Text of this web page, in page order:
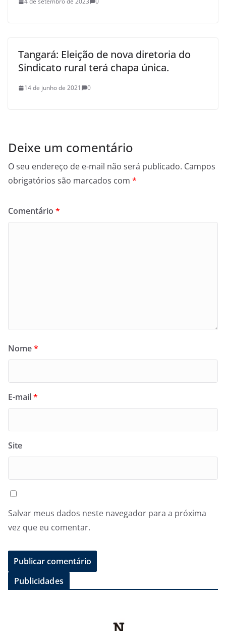
Tangará: Eleição de nova diretoria do
Sindicato rural terá chapa única.
14 de junho de 2021 0
Deixe um comentário
O seu endereço de e-mail não será publicado. Campos
obrigatórios são marcados com *
Comentário *
Nome*
E-mail*
Site
Salvar meus dados neste navegador para a próxima
vez que eu comentar.
Publicidades